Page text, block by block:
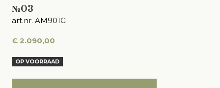
№03
art.nr. AM901G
€ 2.090,00
OP VOORRAAD